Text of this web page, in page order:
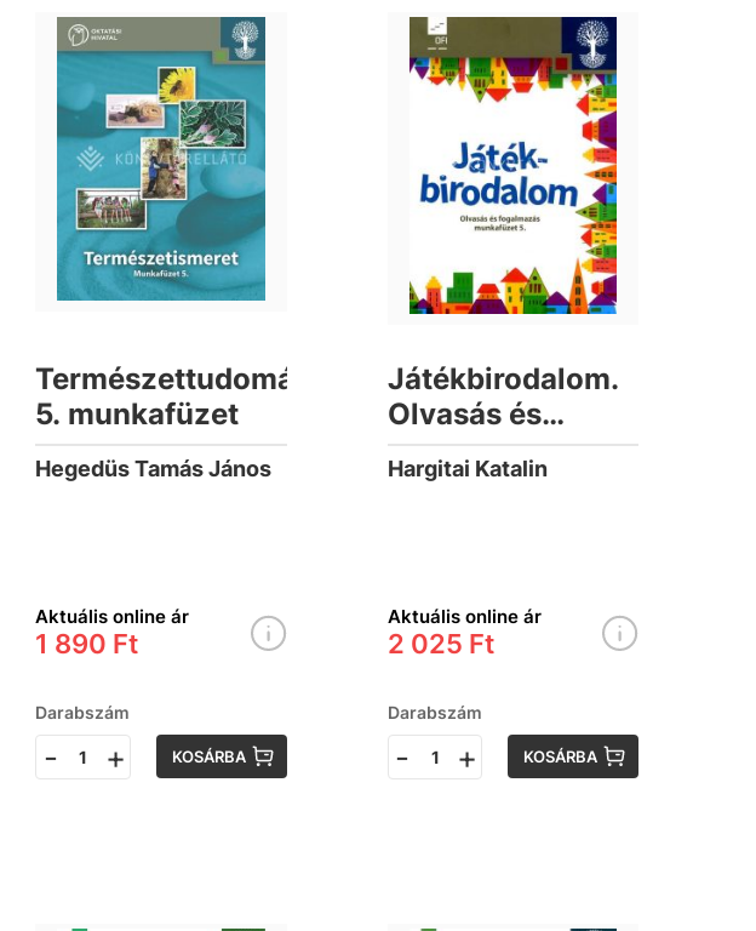
Természettudomány
5. munkafüzet
Hegedüs Tamás János
Aktuális online ár
1 890 Ft
Darabszám
- + KOSÁRBA
Játékbirodalom.
Olvasás és
fogalmazás
munkafüzet 5.
Hargitai Katalin
Aktuális online ár
2 025 Ft
Darabszám
- + KOSÁRBA